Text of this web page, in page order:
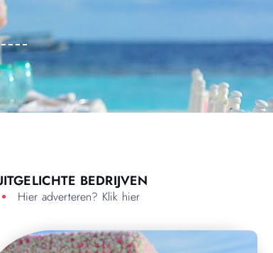
BEDRIJVEN
Hier adverteren? Klik hier